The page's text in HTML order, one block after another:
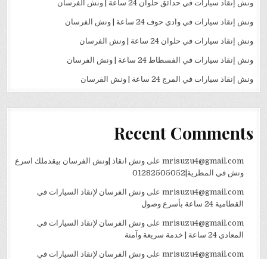
ونش إنقاذ سيارات في حدائق حلوان 24 ساعة | ونش الفرسان
ونش إنقاذ سيارات في وادي حوف 24 ساعة | ونش الفرسان
ونش إنقاذ سيارات في حلوان 24 ساعة | ونش الفرسان
ونش إنقاذ سيارات في الفسطاط 24 ساعة | ونش الفرسان
ونش إنقاذ سيارات في المرج 24 ساعة | ونش الفرسان
Recent Comments
mrisuzu4@gmail.comعلى ونش انقاذ |ونش الفرسان بيقدملك اسرع
ونش في المطرية|01282505052
mrisuzu4@gmail.comعلى ونش الفرسان لإنقاذ السيارات في
القطامية 24 ساعة بأسرع وصول
mrisuzu4@gmail.comعلى ونش الفرسان لإنقاذ السيارات في
المعادي 24 ساعة | خدمة سريعة وآمنة
mrisuzu4@gmail.comعلى ونش الفرسان لإنقاذ السيارات في